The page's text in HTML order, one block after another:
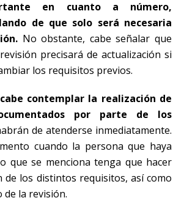
en cuanto a número,
de que solo será necesaria
No obstante, cabe señalar que
precisará de actualización si
los requisitos previos.
cabe contemplar la realización de
por parte de los
de atenderse inmediatamente.
cuando la persona que haya
que se menciona tenga que hacer
de los distintos requisitos, así como
la revisión.